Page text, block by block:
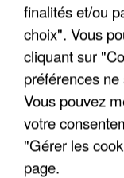
finalités et/ou
choix". Vous
cliquant sur
préférences
Vous pouvez
votre
"Gérer les
page.